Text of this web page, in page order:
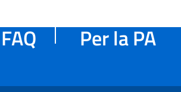
FAQ Per la PA